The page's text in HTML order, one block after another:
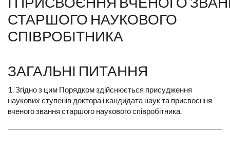
СТАРШОГО НАУКОВОГО
СПІВРОБІТНИКА
ЗАГАЛЬНІ ПИТАННЯ
1. Згідно з цим Порядком здійснюється присудження
наукових ступенів доктора і кандидата наук та присвоєння
вченого звання старшого наукового співробітника.